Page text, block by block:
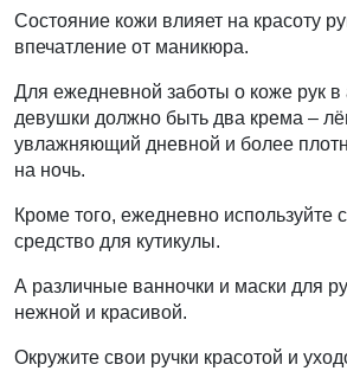
Состояние кожи влияет на красоту
впечатление от маникюра.
Для ежедневной заботы о коже рук в
девушки должно быть два крема –
увлажняющий дневной и более
на ночь.
Кроме того, ежедневно используйте
средство для кутикулы.
А различные ванночки и маски для
нежной и красивой.
Окружите свои ручки красотой и